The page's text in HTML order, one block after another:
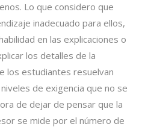
Lo que considero que
inadecuado para ellos,
en las explicaciones o
los detalles de la
los estudiantes resuelvan
de exigencia que no se
de dejar de pensar que la
se mide por el número de